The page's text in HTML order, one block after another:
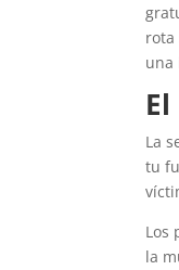
rota
una
La
tu
Los
la